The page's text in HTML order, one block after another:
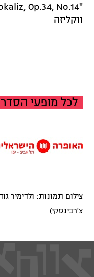
"Вокализ" — Vokaliz, Op.34, No.14
ווקליזה
לכל מופעי
צילום תמונות: ולדימיר
צ'רבינסקי)